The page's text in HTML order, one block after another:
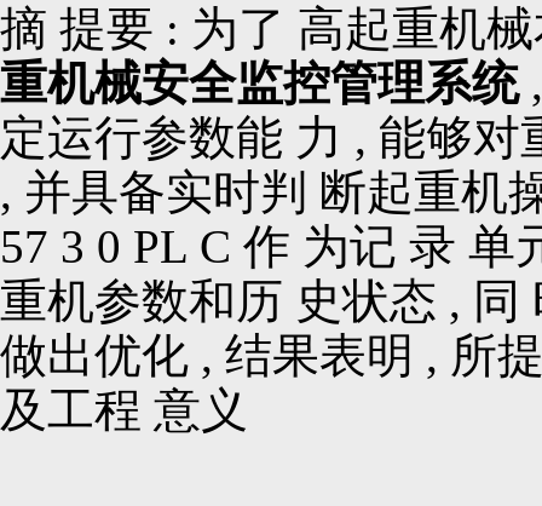
摘 提要 : 为了 高起重机
重机械安全监控管理系统,
定运行参数能 力 , 能够
, 并具备实时判 断起重机
57 3 0 PL C 作 为记 录
重机参数和历 史状态 ,
做出优化 , 结果表明 , 所
及工程 意义